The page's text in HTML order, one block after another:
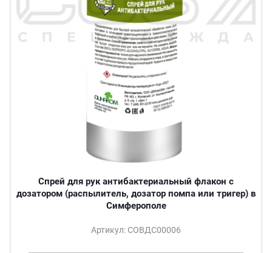
Спрей для рук антибактериальный флакон с
дозатором (распылитель, дозатор помпа или тригер) в
Симферополе
Артикул: СОВДС00006